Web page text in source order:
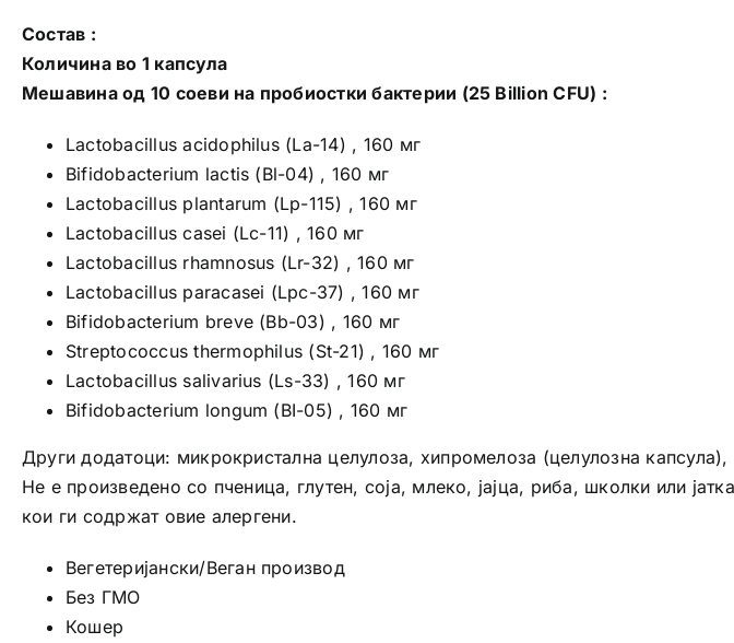
Состав :
Количина во 1 капсула
Мешавина од 10 соеви на пробиостки бактерии (25 Billion CFU) :
Lactobacillus acidophilus (La-14) , 160 мг
Bifidobacterium lactis (Bl-04) , 160 мг
Lactobacillus plantarum (Lp-115) , 160 мг
Lactobacillus casei (Lc-11) , 160 мг
Lactobacillus rhamnosus (Lr-32) , 160 мг
Lactobacillus paracasei (Lpc-37) , 160 мг
Bifidobacterium breve (Bb-03) , 160 мг
Streptococcus thermophilus (St-21) , 160 мг
Lactobacillus salivarius (Ls-33) , 160 мг
Bifidobacterium longum (BI-05) , 160 мг
Други додатоци: микрокристална целулоза, хипромелоза (целулозна
Не е произведено со пченица, глутен, соја, млеко, јајца, риба, школки или
кои ги содржат овие алергени.
Вегетеријански/Веган производ
Без ГМО
Кошер